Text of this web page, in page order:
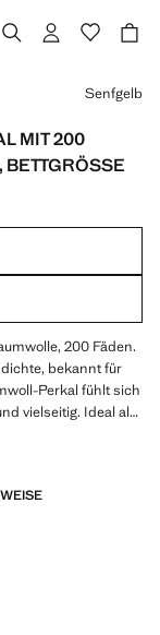
MIT 200
1
Senfgelb
200 Fäden.
bekannt für
Perkal fühlt sich
vielseitig. Ideal als
Produkt enthält